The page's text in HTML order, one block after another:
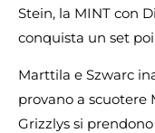
Stein, la MINT con
conquista un set
Marttila e Szwarc
provano a scuotere
Grizzlys si